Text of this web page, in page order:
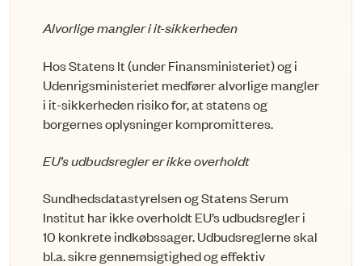
Alvorlige mangler i it-sikkerheden
Hos Statens It (under Finansministeriet) og i
Udenrigsministeriet medfører alvorlige mangler
i it-sikkerheden risiko for, at statens og
borgernes oplysninger kompromitteres.
EU’s udbudsregler er ikke overholdt
Sundhedsdatastyrelsen og Statens Serum
Institut har ikke overholdt EU’s udbudsregler i
10 konkrete indkøbssager. Udbudsreglerne skal
bl.a. sikre gennemsigtighed og effektiv